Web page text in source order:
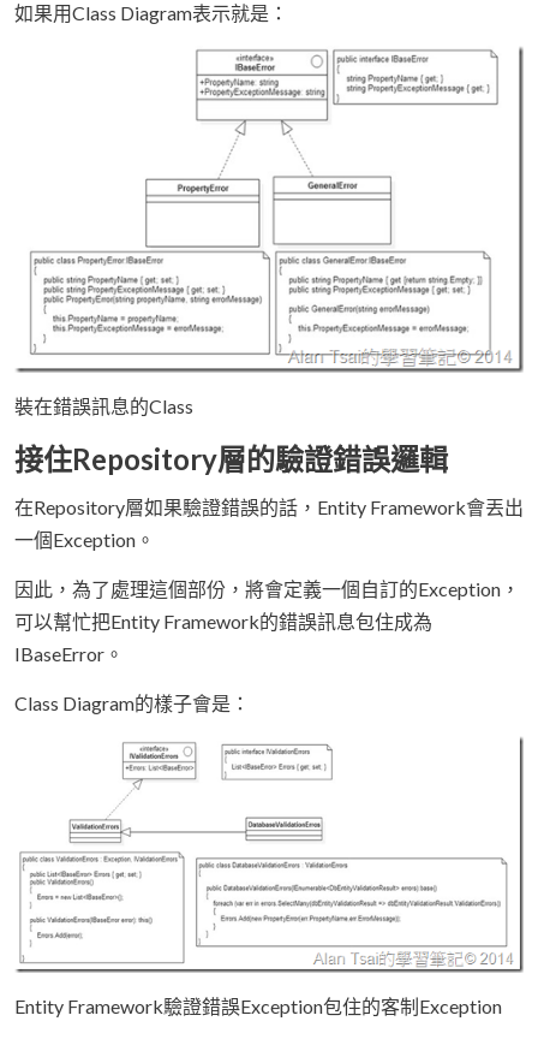
如果用Class Diagram表示就是：
裝在錯誤訊息的Class
接住Repository層的驗證錯誤邏輯
在Repository層如果驗證錯誤的話，Entity Framework會丟出
一個Exception。
因此，為了處理這個部份，將會定義一個自訂的Exception，
可以幫忙把Entity Framework的錯誤訊息包住成為
IBaseError。
Class Diagram的樣子會是：
Entity Framework驗證錯誤Exception包住的客制Exception